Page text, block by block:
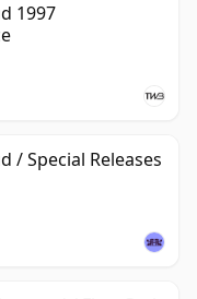
1997
/ Special Releases